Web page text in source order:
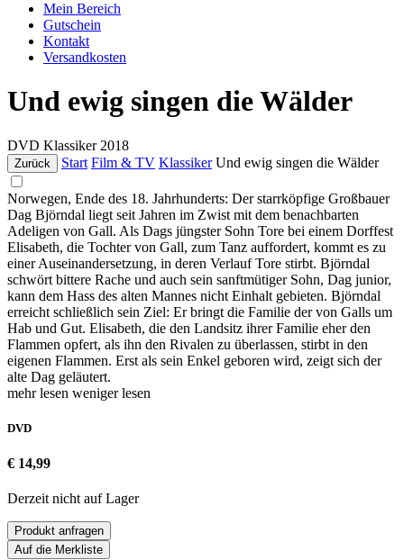
Mein Bereich
Gutschein
Kontakt
Versandkosten
Und ewig singen die Wälder
DVD Klassiker 2018
Zurück Start Film & TV Klassiker Und ewig singen die Wälder
Norwegen, Ende des 18. Jahrhunderts: Der starrköpfige Großbauer
Dag Björndal liegt seit Jahren im Zwist mit dem benachbarten
Adeligen von Gall. Als Dags jüngster Sohn Tore bei einem Dorffest
Elisabeth, die Tochter von Gall, zum Tanz auffordert, kommt es zu
einer Auseinandersetzung, in deren Verlauf Tore stirbt. Björndal
schwört bittere Rache und auch sein sanftmütiger Sohn, Dag junior,
kann dem Hass des alten Mannes nicht Einhalt gebieten. Björndal
erreicht schließlich sein Ziel: Er bringt die Familie der von Galls um
Hab und Gut. Elisabeth, die den Landsitz ihrer Familie eher den
Flammen opfert, als ihn den Rivalen zu überlassen, stirbt in den
eigenen Flammen. Erst als sein Enkel geboren wird, zeigt sich der
alte Dag geläutert.
mehr lesen weniger lesen
DVD
€ 14,99
Derzeit nicht auf Lager
Produkt anfragen
Auf die Merkliste